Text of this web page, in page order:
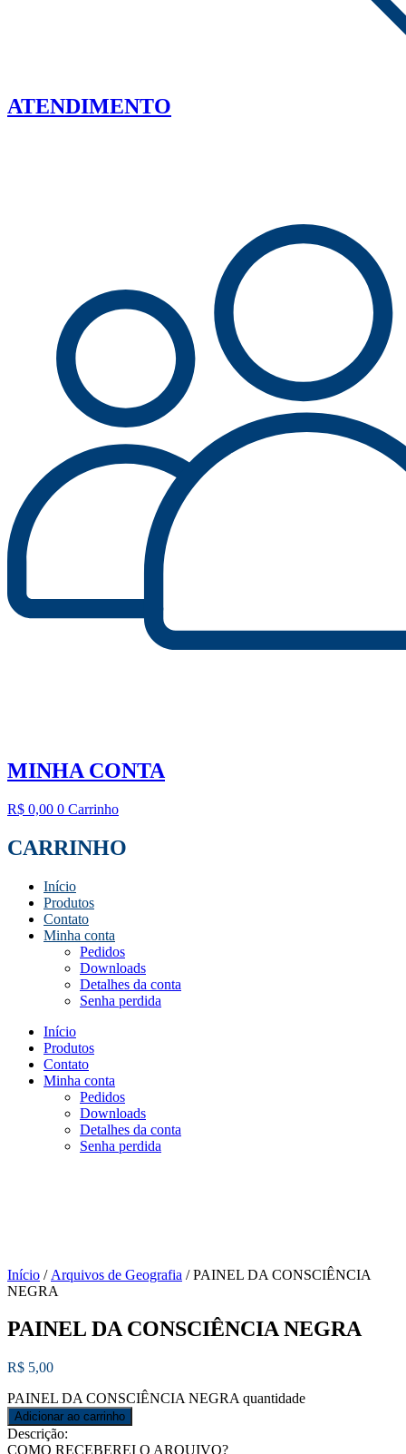
ATENDIMENTO
MINHA CONTA
R$ 0,00 0 Carrinho
CARRINHO
Início
Produtos
Contato
Minha conta
Pedidos
Downloads
Detalhes da conta
Senha perdida
Início
Produtos
Contato
Minha conta
Pedidos
Downloads
Detalhes da conta
Senha perdida
Início / Arquivos de Geografia / PAINEL DA CONSCIÊNCIA
NEGRA
PAINEL DA CONSCIÊNCIA NEGRA
R$ 5,00
PAINEL DA CONSCIÊNCIA NEGRA quantidade
Adicionar ao carrinho
Descrição:
COMO RECEBEREI O ARQUIVO?